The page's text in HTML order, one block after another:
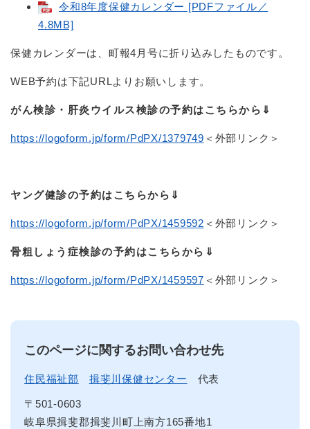
令和8年度保健カレンダー [PDFファイル／
4.8MB]
保健カレンダーは、町報4月号に折り込みしたものです。
WEB予約は下記URLよりお願いします。
がん検診・肝炎ウイルス検診の予約はこちらから⇓
https://logoform.jp/form/PdPX/1379749 ＜外部リンク＞
ヤング健診の予約はこちらから⇓
https://logoform.jp/form/PdPX/1459592 ＜外部リンク＞
骨粗しょう症検診の予約はこちらから⇓
https://logoform.jp/form/PdPX/1459597 ＜外部リンク＞
このページに関するお問い合わせ先
住民福祉部 揖斐川保健センター 代表
〒501-0603
岐阜県揖斐郡揖斐川町上南方165番地1